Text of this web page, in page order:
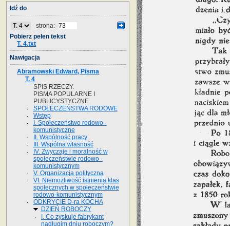
Idź do
strona:
Pobierz pełen tekst
T. 4.txt
Nawigacja
Abramowski Edward, Pisma
T. 4
SPIS RZECZY.
PISMA POPULARNE I
PUBLICYSTYCZNE.
SPOŁECZEŃSTWA RODOWE
Wstęp
I. Społeczeństwo rodowo -
komunistyczne
II. Wspólność pracy
III. Wspólna własność
IV. Zwyczaje i moralność w
społeczeństwie rodowo -
komunistycznym
V. Organizacja polityczna
VI. Niemożliwość istnienia klas
społecznych w społeczeństwie
rodowo-komunistycznym
ODKRYCIE D-ra KOCHA
DZIEŃ ROBOCZY
I. Co zyskuje fabrykant
nadługim dniu roboczym?